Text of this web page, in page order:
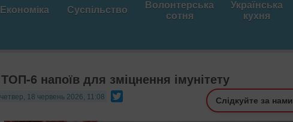
Економіка Суспільство Волонтерська
сотня
Українська
кухня
ТОП-6 напоїв для зміцнення імунітету
четвер, 18 червень 2026, 11:08 Слідкуйте за нами